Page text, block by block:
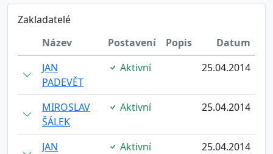
Zakladatelé
Název
Postavení Popis
Datum
JAN
PADEVĚT
Aktivní 25.04.2014
MIROSLAV
ŠÁLEK
Aktivní 25.04.2014
JAN
Aktivní 25.04.2014